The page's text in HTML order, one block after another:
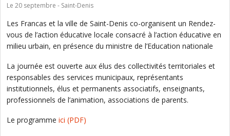
Le 20 septembre - Saint-Denis
Les Francas et la ville de Saint-Denis co-organisent un Rendez-
vous de l’action éducative locale consacré à l’action éducative en
milieu urbain, en présence du ministre de l’Education nationale
La journée est ouverte aux élus des collectivités territoriales et
responsables des services municipaux, représentants
institutionnels, élus et permanents associatifs, enseignants,
professionnels de l’animation, associations de parents.
Le programme ici (PDF)